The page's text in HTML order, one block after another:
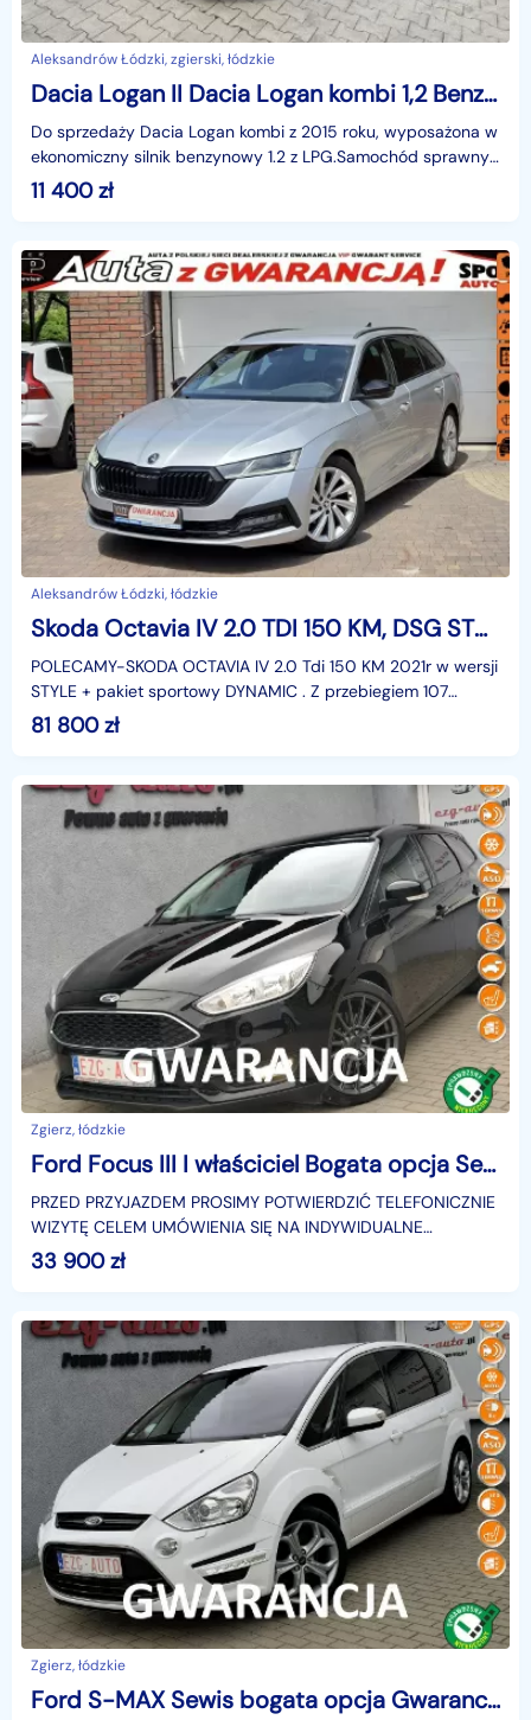
Aleksandrów Łódzki, zgierski, łódzkie
Dacia Logan II Dacia Logan kombi 1,2 Benzyna/LPG
Do sprzedaży Dacia Logan kombi z 2015 roku, wyposażona w
ekonomiczny silnik benzynowy 1.2 z LPG.Samochód sprawny
mechanicznie nic nie dolega. Blacharka do popra
11 400zł
Aleksandrów Łódzki, łódzkie
Skoda Octavia IV 2.0 TDI 150 KM, DSG STYLE+pakiet, Salon PL,serwis ASO, F.VAT23,leasi
POLECAMY-SKODA OCTAVIA IV 2.0 Tdi 150 KM 2021r w wersji
STYLE + pakiet sportowy DYNAMIC . Z przebiegiem 107
tys.km !! - rzeczywistym -udokumentowanym, serwis
81 800zł
Zgierz, łódzkie
Ford Focus III I właściciel Bogata opcja Serwis Gwarancja
PRZED PRZYJAZDEM PROSIMY POTWIERDZIĆ TELEFONICZNIE
WIZYTĘ CELEM UMÓWIENIA SIĘ NA INDYWIDUALNE
BEZPIECZNE OGLĘDZINY..Zadbany egzemplarz.Samochód
sprowadzony z Ni
33 900zł
Zgierz, łódzkie
Ford S-MAX Sewis bogata opcja Gwarancja